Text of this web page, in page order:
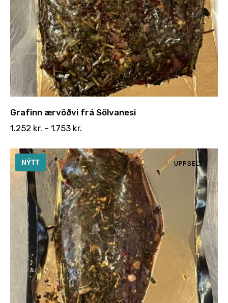
Grafinn ærvöðvi frá Sölvanesi
1.252 kr. – 1.753 kr.
UPPSELT
NÝTT